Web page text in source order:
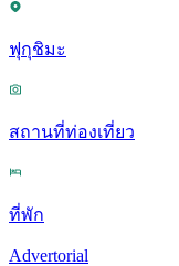
ฟุกุชิมะ
สถานที่ท่องเที่ยว
ที่พัก
Advertorial